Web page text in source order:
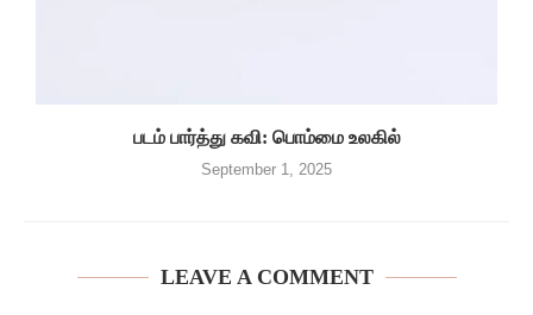
படம் பார்த்து கவி: பொம்மை உலகில்
September 1, 2025
LEAVE A COMMENT